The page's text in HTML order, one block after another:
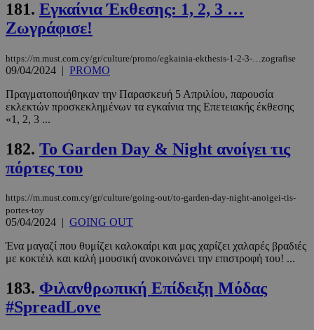
181. Εγκαίνια Έκθεσης: 1, 2, 3 …
Ζωγράφισε!
https://m.must.com.cy/gr/culture/promo/egkainia-ekthesis-1-2-3-…zografise
09/04/2024 | PROMO
Πραγματοποιήθηκαν την Παρασκευή 5 Απριλίου, παρουσία
εκλεκτών προσκεκλημένων τα εγκαίνια της Επετειακής έκθεσης
«1, 2, 3 ...
182. To Garden Day & Night ανοίγει τις
πόρτες του
https://m.must.com.cy/gr/culture/going-out/to-garden-day-night-anoigei-tis-
portes-toy
05/04/2024 | GOING OUT
Ένα μαγαζί που θυμίζει καλοκαίρι και μας χαρίζει χαλαρές βραδιές
με κοκτέιλ και καλή μουσική ανοκοινώνει την επιστροφή του! ...
183. Φιλανθρωπική Επίδειξη Μόδας
#SpreadLove